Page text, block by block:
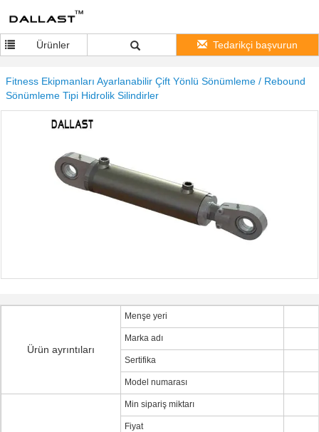
Ürünler Tedarikçi başvurun
Fitness Ekipmanları Ayarlanabilir Çift Yönlü Sönümleme / Rebound
Sönümleme Tipi Hidrolik Silindirler
Ürün ayrıntıları
Menşe yeri
Marka adı
Sertifika
Model numarası
Min sipariş miktarı
Fiyat